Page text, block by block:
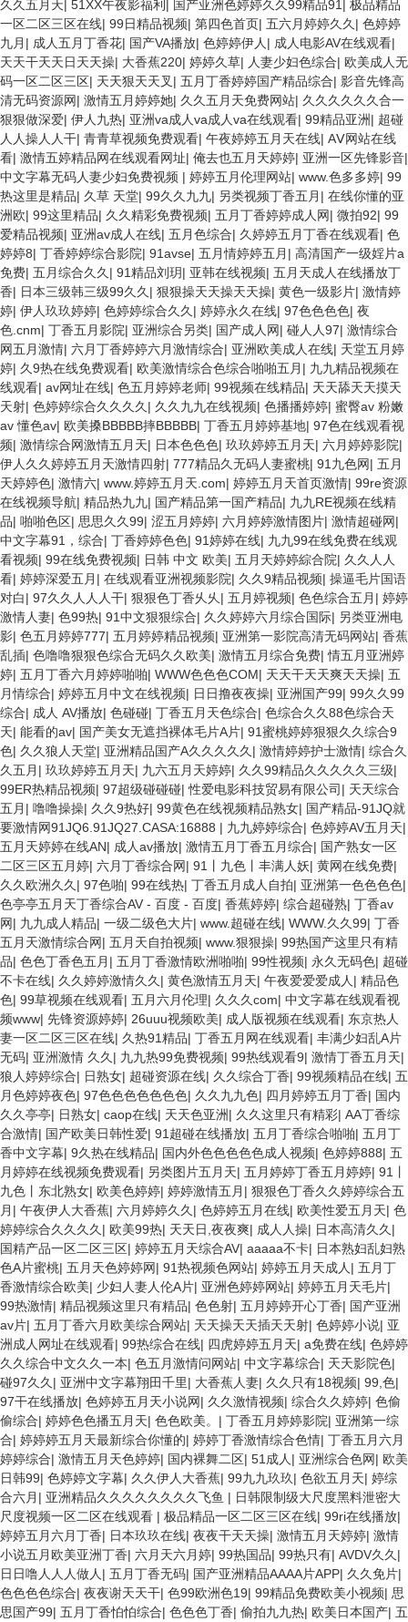
久久五月天 51XX午夜影福利 国产亚洲色婷婷久久99精品91
极品精品
一区二区三区在线| 99日精品视频| 第四色首页| 五六月婷婷久久 | 色婷婷
九月 | 成人五月丁香花| 国产VA播放| 色婷婷伊人 | 成人电影AV在线观看|
天天干天天日天天操| 大香蕉220| 婷婷久草| 人妻少妇色综合| 欧美成人无
码一区二区三区| 天天狠天天叉 | 五月丁香婷婷国产精品综合| 影音先锋高
清无码资源网| 激情五月婷婷她| 久久五月天免费网站| 久久久久久久合一
狠狠做深爱| 伊人九热| 亚洲va成人va成人va在线观看| 99精品亚洲| 超碰
人人操人人干| 青青草视频免费观看| 午夜婷婷五月天在线| AⅤ网站在线
看| 激情五婷精品网在线观看网址| 俺去也五月天婷婷| 亚洲一区先锋影音|
中文字幕无码人妻少妇免费视频 | 婷婷五月伦理网站| www.色多多婷| 99
热这里是精品| 久草 天堂| 99久久九九| 另类视频丁香五月 | 在线你懂的亚
洲欧| 99这里精品| 久久精彩免费视频| 五月丁香婷婷成人网| 微拍92| 99
爱精品视频| 亚洲av成人在线| 五月色综合| 久婷婷五月丁香在线观看| 色
婷婷8| 丁香婷婷综合影院| 91avse| 五月情婷婷五月 | 高清国产一级婬片a
免费| 五月综合久久 | 91精品刘玥| 亚韩在线视频| 五月天成人在线播放丁
香| 日本三级韩三级99久久 | 狠狠操天天操天天操| 黄色一级影片| 激情婷
婷| 伊人玖玖婷婷| 色婷婷综合久久 | 婷婷永久在线| 97色色色色| 夜
色.cnm| 丁香五月影院| 亚洲综合另类| 国产成人网| 碰人人97| 激情综合
网五月激情| 六月丁香婷婷六月激情综合| 亚洲欧美成人在线| 天堂五月婷
婷| 久9热在线免费观看| 欧美激情综合色综合啪啪五月 | 九九精品视频在
线观看| av网址在线| 色五月婷婷老师| 99视频在线精品| 天天舔天天摸天
天射| 色婷婷综合久久久久 | 久久九九在线视频| 色播播婷婷| 蜜臀av 粉嫩
av 懂色av| 欧美搡BBBBB摔BBBBB| 丁香五月婷婷基地| 97色在线观看视
频| 激情综合网激情五月天| 日本色色色| 玖玖婷婷五月天| 六月婷婷影院|
伊人久久婷婷五月天激情四射| 777精品久无码人妻蜜桃| 91九色网| 五月
天婷婷色| 激情六| www.婷婷五月天.com| 婷婷五月天首页激情| 99re资源
在线视频导航| 精品热九九| 国产精品第一国产精品| 九九RE视频在线精
品| 啪啪色区| 思思久久99| 涩五月婷婷| 六月婷婷激情图片| 激情超碰网|
中文字幕91，综合| 丁香婷婷色色| 91婷婷在线| 九九99在线免费在线观
看视频| 99在线免费视频| 日韩 中文 欧美| 五月天婷婷綜合院| 久久人人
看| 婷婷深爱五月 | 在线观看亚洲视频影院| 久久9精品视频| 操逼毛片国语
对白| 97久久人人人干| 狠狠色丁香乆乆 | 五月婷视频| 色色综合五月 | 婷婷
激情人妻| 色99热| 91中文狠狠综合| 久久婷婷六月综合国际| 另类亚洲电
影| 色五月婷婷777| 五月婷婷精品视频| 亚洲第一影院高清无码网站| 香蕉
乱插| 色噜噜狠狠色综合无码久久欧美| 激情五月综合免费|情五月亚洲婷
婷| 五月丁香六月婷婷啪啪| WWW色色色COM| 天天干天天爽天天操| 五
月情综合| 婷婷五月中文在线视频| 日日撸夜夜操| 亚洲国产99| 99久久99
综合| 成人 AV播放| 色碰碰| 丁香五月天色综合| 色综合久久88色综合天
天| 能看的av| 国产美女无遮挡裸体毛片A片| 91蜜桃婷婷狠狠久久综合9
色| 久久狼人天堂| 亚洲精品国产A久久久久久 | 激情婷婷护士激情| 综合久
久五月 | 玖玖婷婷五月天| 九六五月天婷婷| 久久99精品久久久久久三级|
99ER热精品视频| 97超级碰碰碰|性爱电影科技贸易有限公司| 天天综合
五月 | 噜噜操操| 久久9热好| 99黄色在线视频精品熟女| 国产精品-91JQ就
要激情网91JQ6.91JQ27.CASA:16888 | 九九婷婷综合| 色婷婷AV五月天|
五月天婷婷在线AN| 成人av播放| 激情五月丁香五月综合| 国产熟女一区
二区三区五月婷| 六月丁香综合网| 91丨九色丨丰满人妖| 黄网在线免费|
久久欧洲久久 | 97色啪| 99在线热| 丁香五月成人自拍| 亚洲第一色色色色|
色亭亭五月天丁香综合AV - 百度 - 百度| 香蕉婷婷| 综合超碰熟| 丁香av
网| 九九成人精品| 一级二级色大片| www.超碰在线| WWW.久久99| 丁香
五月天激情综合网| 五月天自拍视频| www.狠狠操| 99热国产这里只有精
品| 色色丁香色五月 | 五月丁香激情欧洲啪啪| 99性视频| 永久无码色| 超碰
不卡在线| 久久婷婷激情久久 | 黄色激情五月天| 午夜爱爱爱成人 | 精品色
色| 99草视频在线观看| 五月六月伦理| 久久久com| 中文字幕在线观看视
频www| 先锋资源婷婷| 26uuu视频欧美| 成人版视频在线观看| 东京热人
妻一区二区三区在线| 久热91精品| 丁香五月网在线观看| 丰满少妇乱A片
无码| 亚洲激情 久久 | 九九热99免费视频| 99热线观看9| 激情丁香五月天|
狼人婷婷综合| 日熟女| 超碰资源在线| 久久综合丁香| 99视频精品在线| 五
月色婷婷夜色| 97色色色色色色色| 久久九九色| 四月婷婷五月丁香| 国内
久久亭亭| 日熟女| caop在线| 天天色亚洲| 久久这里只有精彩| AA丁香综
合激情| 国产欧美日韩性爱| 91超碰在线播放| 五月丁香综合啪啪| 五月丁
香中文字幕| 9久热在线精品| 国内外色色色色色成人视频| 色婷婷888| 五
月婷婷在线视频免费观看| 另类图片五月天| 五月婷婷丁香五月婷婷| 91丨
九色丨东北熟女| 欧美色婷婷| 婷婷激情五月 | 狠狠色丁香久久婷婷综合五
月 | 午夜伊人大香蕉| 六月婷婷久久 | 色婷婷五月在线| 欧美性爱五月天| 色
婷婷综合久久久久 | 欧美99热| 天天日,夜夜爽| 成人人操| 日本高清久久 |
国精产品一区二区三区| 婷婷五月天综合AV| aaaaa不卡| 日本熟妇乱妇熟
色A片蜜桃| 五月天色婷婷网| 91热视频色网站| 婷婷五月天成人 | 五月丁
香激情综合欧美| 少妇人妻人伦A片| 亚洲色婷婷网站| 婷婷五月天毛片|
99热激情| 精品视频这里只有精品| 色色射| 五月婷婷开心丁香| 国产亚洲
av片| 五月丁香六月欧美综合网站| 天天操天天插天天射| 色婷婷小说| 亚
洲成人网址在线观看| 99热综合在线| 四虎婷婷五月天| a免费在线| 色婷婷
久久综合中文久久一本| 色五月激情问网站| 中文字幕综合| 天天影院色|
碰97久久 | 亚洲中文字幕翔田千里| 大香蕉人妻| 久久只有18视频| 99,色|
97干在线播放| 色婷婷五月天小说网| 久久激情视频| 综合久久婷婷| 色偷
偷综合| 婷婷色色播五月天| 色色欧美。 | 丁香五月婷婷影院| 亚洲第一综
合| 婷婷婷五月天最新综合你懂的| 婷婷丁香激情综合色情| 丁香五月六月
婷婷综合| 激情五月天色婷婷| 国内裸舞二区| 51成人 | 亚洲综合色网| 欧美
日韩99| 色婷婷文字幕| 久久伊人大香蕉| 99九九玖玖| 色欲五月天| 婷综
合六月 | 亚洲精品久久久久久久久久飞鱼 | 日韩限制级大尺度黑料泄密大
尺度视频一区二区在线观看 | 极品精品一区二区三区在线| 99ri在线播放|
婷婷五月六月丁香| 日本玖玖在线| 夜夜干天天操| 激情五月天婷婷| 激情
小说五月欧美亚洲丁香| 六月天六月婷| 99热国品| 99热只有| AVDV久久 |
日日噜人人人做人 | 五月丁香无码| 国产亚洲精品AAAA片APP| 久久免片|
色色色色综合| 夜夜谢天天干| 色99欧洲色19| 99精品免费欧美小视频| 思
思国产99| 五月丁香怕怕综合| 色色色丁香| 偷拍九九热| 欧美日本国产| 五